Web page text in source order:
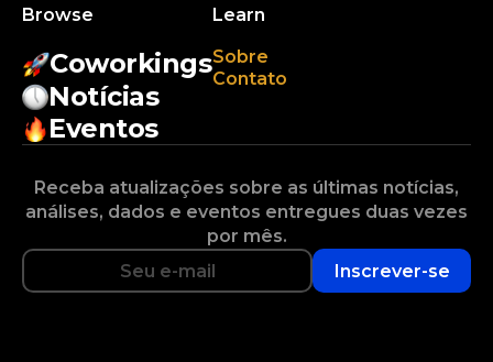
Browse
Coworkings
Notícias
Eventos
Learn
Sobre
Contato
Receba atualizações sobre as últimas notícias,
análises, dados e eventos entregues duas vezes
por mês.
Inscrever-se